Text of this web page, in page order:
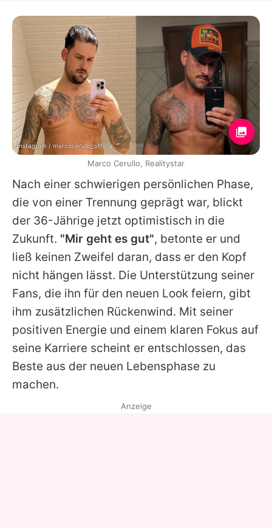
Nach einer schwierigen persönlichen Phase,
die von einer Trennung geprägt war, blickt
der 36-Jährige jetzt optimistisch in die
Zukunft. "Mir geht es gut", betonte er und
ließ keinen Zweifel daran, dass er den Kopf
nicht hängen lässt. Die Unterstützung seiner
Fans, die ihn für den neuen Look feiern, gibt
ihm zusätzlichen Rückenwind. Mit seiner
positiven Energie und einem klaren Fokus auf
seine Karriere scheint er entschlossen, das
Beste aus der neuen Lebensphase zu
machen.
Instagram / marcocerullo_official
Marco Cerullo, Realitystar
Anzeige